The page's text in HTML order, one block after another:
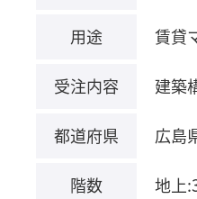
用途 賃貸
受注内容 建築
都道府県 広島
階数 地上